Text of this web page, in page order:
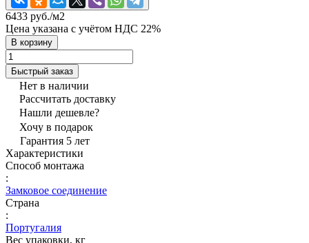
6433 руб./м2
Цена указана с учётом НДС 22%
В корзину
Быстрый заказ
Нет в наличии
Рассчитать доставку
Нашли дешевле?
Хочу в подарок
Гарантия 5 лет
Характеристики
Способ монтажа
:
Замковое соединение
Страна
:
Португалия
Вес упаковки, кг